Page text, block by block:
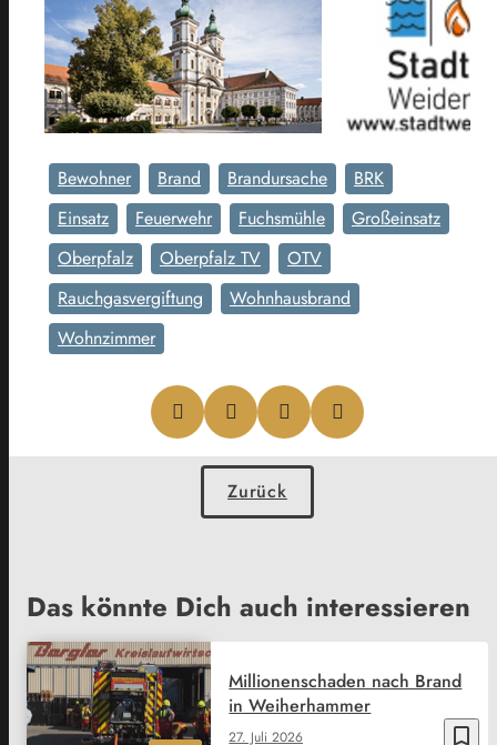
Bewohner Brand Brandursache
BRK
Einsatz
Feuerwehr Fuchsmühle
Großeinsatz
Oberpfalz
Oberpfalz TV
OTV
Rauchgasvergiftung
Wohnhausbrand
Wohnzimmer
Zurück
Das könnte Dich auch interessieren
bookmark_border
27. Juli 2026
Millionenschaden nach Brand
in Weiherhammer